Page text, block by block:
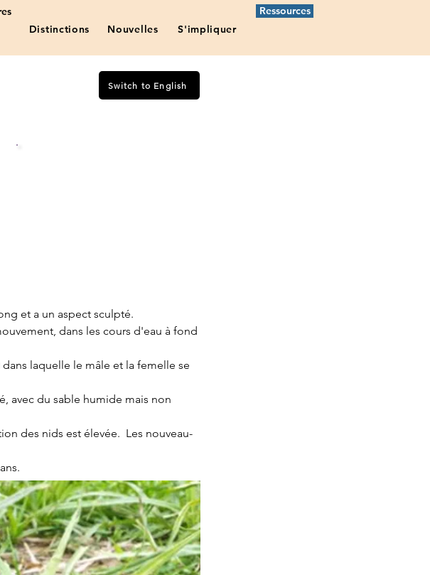
Distinctions
Nouvelles S'impliquer
Ressources
Switch to English
et a un aspect sculpté.
dans les cours d'eau à fond
laquelle le mâle et la femelle se
avec du sable humide mais non
des nids est élevée.  Les nouveau-